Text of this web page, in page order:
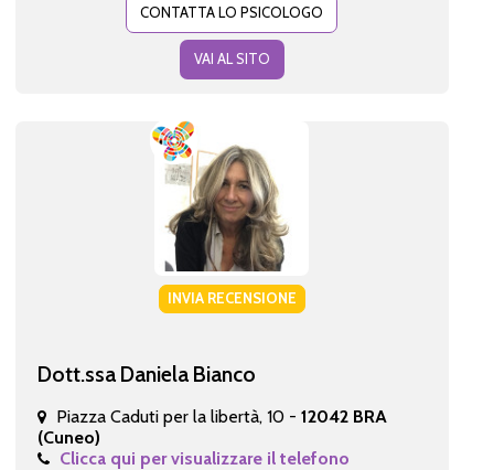
CONTATTA LO PSICOLOGO
VAI AL SITO
INVIA RECENSIONE
Dott.ssa Daniela Bianco
Piazza Caduti per la libertà, 10 - 12042 BRA
(Cuneo)
Clicca qui per visualizzare il telefono